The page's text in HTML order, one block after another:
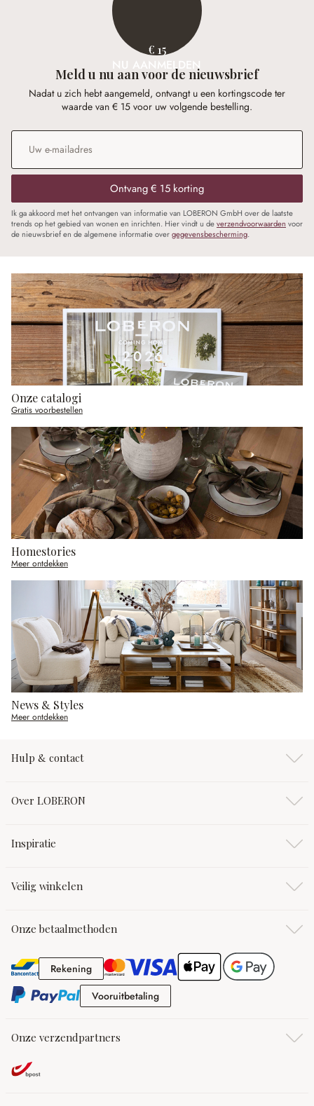
€ 15
NU AANMELDEN
Meld u nu aan voor de nieuwsbrief
Nadat u zich hebt aangemeld, ontvangt u een kortingscode ter
waarde van € 15 voor uw volgende bestelling.
E-mailadres
Ontvang € 15 korting
Ik ga akkoord met het ontvangen van informatie van LOBERON GmbH over de laatste
trends op het gebied van wonen en inrichten. Hier vindt u deverzendvoorwaarden voor
de nieuwsbrief en de algemene informatie overgegevensbescherming.
Onze catalogi
Gratis voorbestellen
Homestories
Meer ontdekken
News & Styles
Meer ontdekken
Hulp & contact
Over LOBERON
Inspiratie
Veilig winkelen
Onze betaalmethoden
RekeningRekening
VooruitbetalingVooruitbetaling
Onze verzendpartners